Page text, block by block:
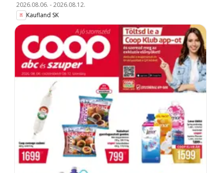
2026.08.06. -2026.08.12.
Kaufland SK